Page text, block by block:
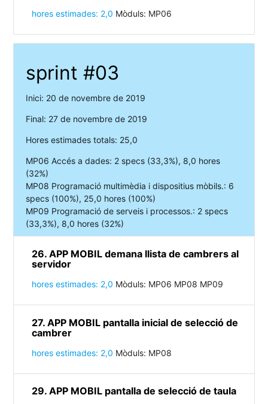
hores estimades: 2,0 Mòduls: MP06
sprint #03
Inici: 20 de novembre de 2019
Final: 27 de novembre de 2019
Hores estimades totals: 25,0
MP06 Accés a dades: 2 specs (33,3%), 8,0 hores
(32%)
MP08 Programació multimèdia i dispositius mòbils.: 6
specs (100%), 25,0 hores (100%)
MP09 Programació de serveis i processos.: 2 specs
(33,3%), 8,0 hores (32%)
26. APP MOBIL demana llista de cambrers al
servidor
hores estimades: 2,0 Mòduls: MP06 MP08 MP09
27. APP MOBIL pantalla inicial de selecció de
cambrer
hores estimades: 2,0 Mòduls: MP08
29. APP MOBIL pantalla de selecció de taula